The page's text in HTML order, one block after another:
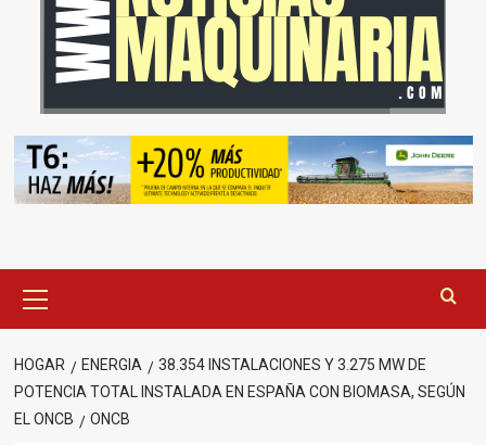
principal
HOGAR ENERGIA
38.354 INSTALACIONES Y 3.275 MW DE
POTENCIA TOTAL INSTALADA EN ESPAÑA CON BIOMASA, SEGÚN
EL ONCB
ONCB